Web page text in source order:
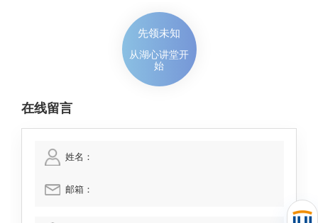
先领未知
从湖心讲堂开
始
在线留言
姓名：
邮箱：